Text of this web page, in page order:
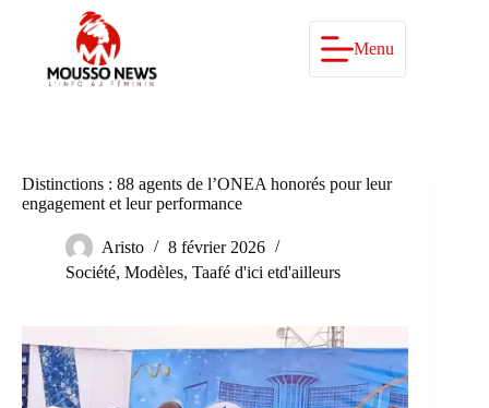
Menu
Distinctions : 88 agents de l’ONEA honorés pour leur
engagement et leur performance
Aristo
8 février 2026
Société, Modèles, Taafé d'ici etd'ailleurs